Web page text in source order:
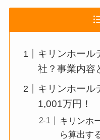
キリンホール
社？事業内容
キリンホール
1,001万円！
キリンホ
ら算出す